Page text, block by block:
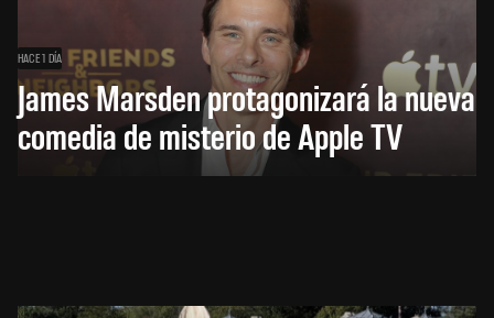
HACE 1 DÍA
James Marsden protagonizará la nueva
comedia de misterio de Apple TV